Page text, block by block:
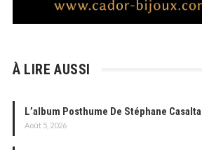
À LIRE AUSSI
L’album Posthume De Stéphane Casalta
Août 5, 2026